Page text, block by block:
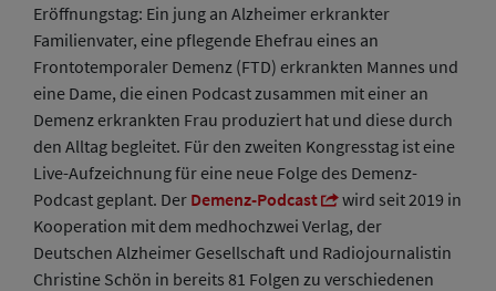
Eröffnungstag: Ein jung an Alzheimer erkrankter
Familienvater, eine pflegende Ehefrau eines an
Frontotemporaler Demenz (FTD) erkrankten Mannes und
eine Dame, die einen Podcast zusammen mit einer an
Demenz erkrankten Frau produziert hat und diese durch
den Alltag begleitet. Für den zweiten Kongresstag ist eine
Live-Aufzeichnung für eine neue Folge des Demenz-
Podcast geplant. Der Demenz-Podcast
wird seit 2019 in
Kooperation mit dem medhochzwei Verlag, der
Deutschen Alzheimer Gesellschaft und Radiojournalistin
Christine Schön in bereits 81 Folgen zu verschiedenen